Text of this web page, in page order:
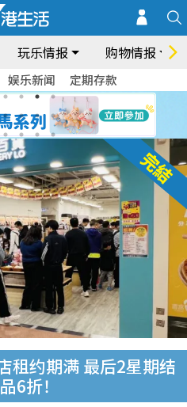
玩乐情报 购物情报
娱乐新闻 定期存款
租约期满 最后2星期结
6折！